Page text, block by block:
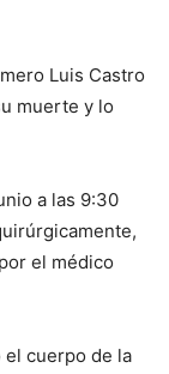
Luis Castro
muerte y lo
a las 9:30
el médico
el cuerpo de la